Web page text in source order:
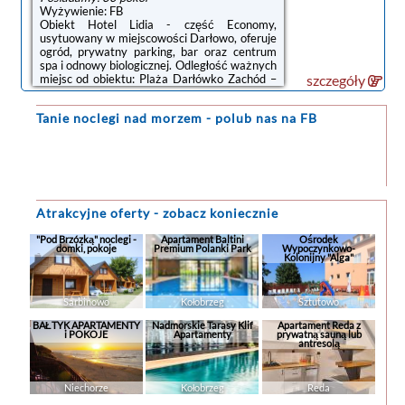
Wyżywienie: FB
Obiekt Hotel Lidia - część Economy,
usytuowany w miejscowości Darłowo, oferuje
ogród, prywatny parking, bar oraz centrum
spa i odnowy biologicznej. Odległość ważnych
miejsc od obiektu: Plaża Darłówko Zachód –
200 m. Do dyspozycji Gości przygotowano
takie udogodnienia, jak restauracja, obsługa
pokoju, całodobowa recepcja oraz bezpłatne
telewizor z płaskim ekranem oraz prywatna ...
szczegóły
Tanie noclegi nad morzem - polub nas na FB
Atrakcyjne oferty - zobacz koniecznie
"Pod Brzózką" noclegi -
domki, pokoje
Sarbinowo
Apartament Baltini
Premium Polanki Park
Kołobrzeg
Ośrodek
Wypoczynkowo-
Kolonijny "Alga"
Sztutowo
BAŁTYK APARTAMENTY
i POKOJE
Niechorze
Nadmorskie Tarasy Klif
Apartamenty
Kołobrzeg
Apartament Reda z
prywatną sauną lub
antresolą
Reda